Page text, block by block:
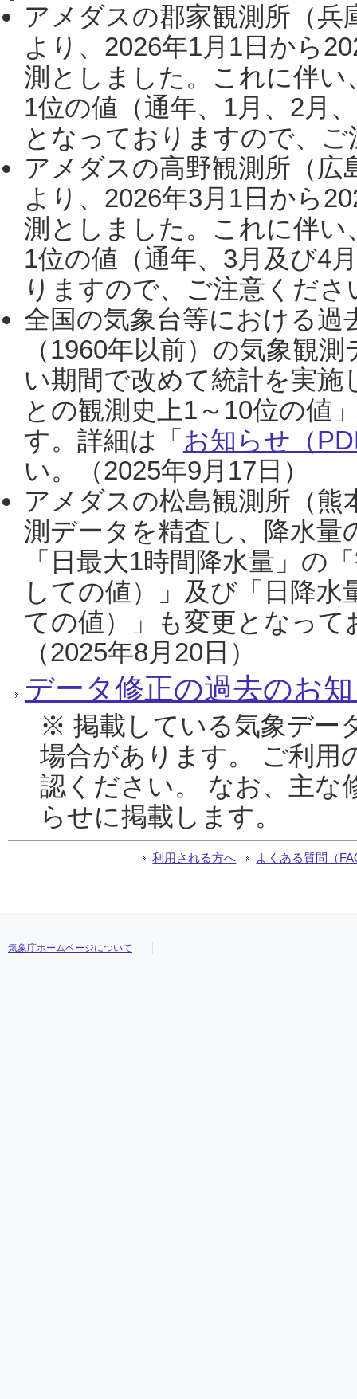
アメダスの郡家観測所（
より、2026年1月1日から
測としました。これに伴い
1位の値（通年、1月、2月
となっておりますので、
アメダスの高野観測所（
より、2026年3月1日から
測としました。これに伴い
1位の値（通年、3月及び4
りますので、ご注意くだ
全国の気象台等における過
（1960年以前）の気象観
い期間で改めて統計を実
との観測史上1～10位の値
す。詳細は「 お知らせ（
い。（2025年9月17日）
アメダスの松島観測所（熊
測データを精査し、降水
「日最大1時間降水量」の
しての値）」及び「日降
ての値）」も変更となっ
（2025年8月20日）
データ修正の過去のお
※ 掲載している気象デー
場合があります。 ご利用
認ください。 なお、主な
らせに掲載します。
利用される方へ よくある質問（
気象庁ホームページについて